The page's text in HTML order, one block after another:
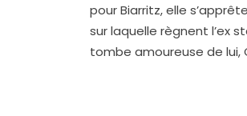
pour Biarritz, elle
sur laquelle règnent l’ex
tombe amoureuse de lui,